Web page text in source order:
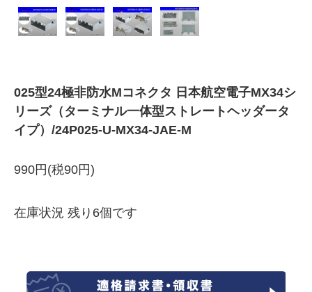
025型24極非防水Mコネクタ 日本航空電子MX34シ
リーズ（ターミナル一体型ストレートヘッダータ
イプ）/24P025-U-MX34-JAE-M
990円(税90円)
在庫状況 残り6個です